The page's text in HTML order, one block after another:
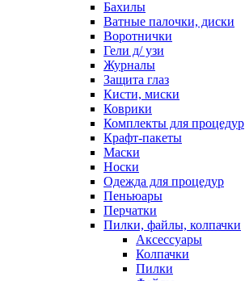
Бахилы
Ватные палочки, диски
Воротнички
Гели д/ узи
Журналы
Защита глаз
Кисти, миски
Коврики
Комплекты для процедур
Крафт-пакеты
Маски
Носки
Одежда для процедур
Пеньюары
Перчатки
Пилки, файлы, колпачки
Аксессуары
Колпачки
Пилки